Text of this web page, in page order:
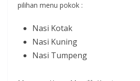
pilihan menu pokok :
Nasi Kotak
Nasi Kuning
Nasi Tumpeng